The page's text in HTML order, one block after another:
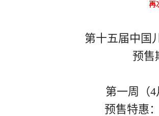
再
第十五届中国
预售
第一周（4
预售特惠